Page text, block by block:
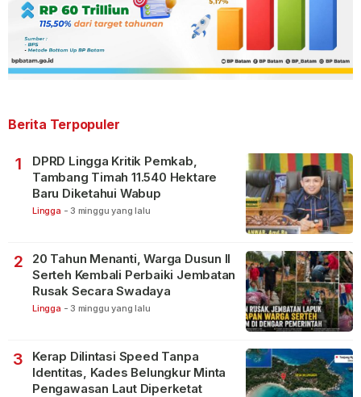
Berita Terpopuler
1
DPRD Lingga Kritik Pemkab,
Tambang Timah 11.540 Hektare
Baru Diketahui Wabup
Lingga - 3 minggu yang lalu
2
20 Tahun Menanti, Warga Dusun II
Serteh Kembali Perbaiki Jembatan
Rusak Secara Swadaya
Lingga - 3 minggu yang lalu
3
Kerap Dilintasi Speed Tanpa
Identitas, Kades Belungkur Minta
Pengawasan Laut Diperketat